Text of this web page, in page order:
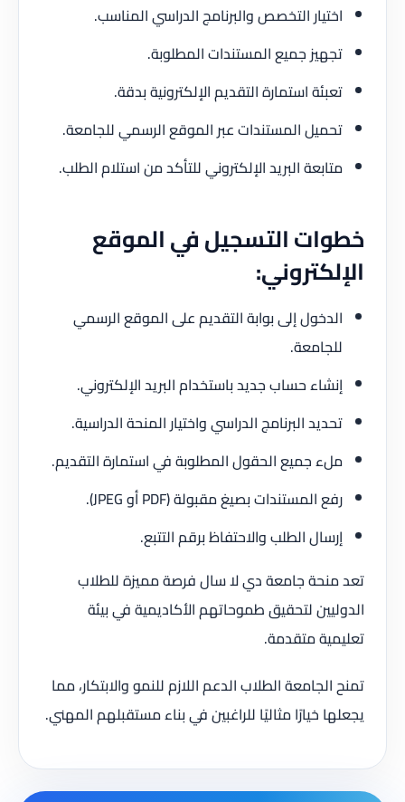
اختيار التخصص والبرنامج الدراسي المناسب.
تجهيز جميع المستندات المطلوبة.
تعبئة استمارة التقديم الإلكترونية بدقة.
تحميل المستندات عبر الموقع الرسمي للجامعة.
متابعة البريد الإلكتروني للتأكد من استلام الطلب.
خطوات التسجيل في الموقع
الإلكتروني:
الدخول إلى بوابة التقديم على الموقع الرسمي
للجامعة.
إنشاء حساب جديد باستخدام البريد الإلكتروني.
تحديد البرنامج الدراسي واختيار المنحة الدراسية.
ملء جميع الحقول المطلوبة في استمارة التقديم.
رفع المستندات بصيغ مقبولة (PDF أو JPEG).
إرسال الطلب والاحتفاظ برقم التتبع.
تعد منحة جامعة دي لا سال فرصة مميزة للطلاب
الدوليين لتحقيق طموحاتهم الأكاديمية في بيئة
تعليمية متقدمة.
تمنح الجامعة الطلاب الدعم اللازم للنمو والابتكار، مما
يجعلها خيارًا مثاليًا للراغبين في بناء مستقبلهم المهني.